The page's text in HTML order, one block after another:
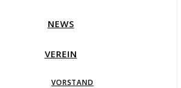
NEWS
VEREIN
VORSTAND